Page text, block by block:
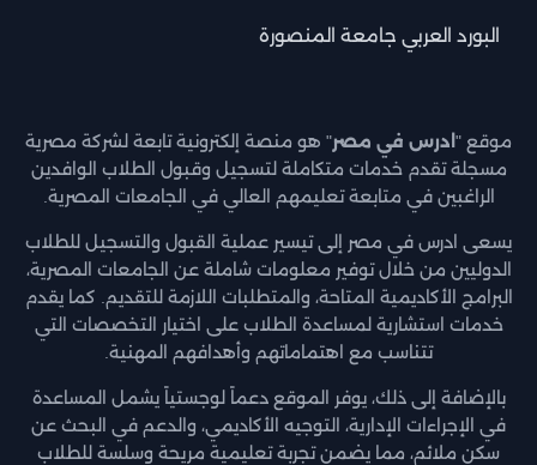
البورد العربي جامعة المنصورة
موقع " ادرس في مصر" هو منصة إلكترونية تابعة لشركة مصرية
مسجلة تقدم خدمات متكاملة لتسجيل وقبول الطلاب الوافدين
الراغبين في متابعة تعليمهم العالي في الجامعات المصرية.
يسعى ادرس في مصر إلى تيسير عملية القبول والتسجيل للطلاب
الدوليين من خلال توفير معلومات شاملة عن الجامعات المصرية،
البرامج الأكاديمية المتاحة، والمتطلبات اللازمة للتقديم. كما يقدم
خدمات استشارية لمساعدة الطلاب على اختيار التخصصات التي
تتناسب مع اهتماماتهم وأهدافهم المهنية.
بالإضافة إلى ذلك، يوفر الموقع دعماً لوجستياً يشمل المساعدة
في الإجراءات الإدارية، التوجيه الأكاديمي، والدعم في البحث عن
سكن ملائم، مما يضمن تجربة تعليمية مريحة وسلسة للطلاب